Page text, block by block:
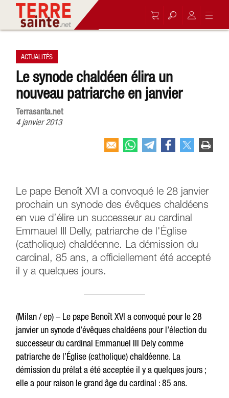
ACTUALITÉS
Le synode chaldéen élira un
nouveau patriarche en janvier
Terrasanta.net
4 janvier 2013
Le pape Benoît XVI a convoqué le 28 janvier
prochain un synode des évêques chaldéens
en vue d’élire un successeur au cardinal
Emmauel III Delly, patriarche de l'Église
(catholique) chaldéenne. La démission du
cardinal, 85 ans, a officiellement été accepté
il y a quelques jours.
(Milan / ep) – Le pape Benoît XVI a convoqué pour le 28
janvier un synode d’évêques chaldéens pour l’élection du
successeur du cardinal Emmanuel III Dely comme
patriarche de l’Église (catholique) chaldéenne. La
démission du prélat a été acceptée il y a quelques jours ;
elle a pour raison le grand âge du cardinal : 85 ans.